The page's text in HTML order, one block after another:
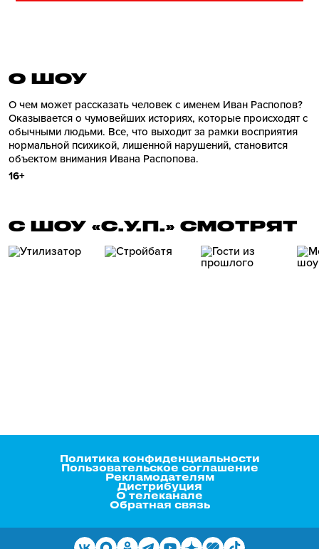
О ШОУ
О чем может рассказать человек с именем Иван Распопов?
Оказывается о чумовейших историях, которые происходят с
обычными людьми. Все, что выходит за рамки восприятия
нормальной психикой, лишенной нарушений, становится
объектом внимания Ивана Распопова.
16+
С ШОУ «С.У.П.» СМОТРЯТ
Политика конфиденциальности
Пользовательское соглашение
Рекламодателям
Дистрибуция
О телеканале
Обратная связь